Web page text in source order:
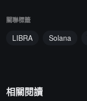
關聯標籤
LIBRA Solana
相關閱讀